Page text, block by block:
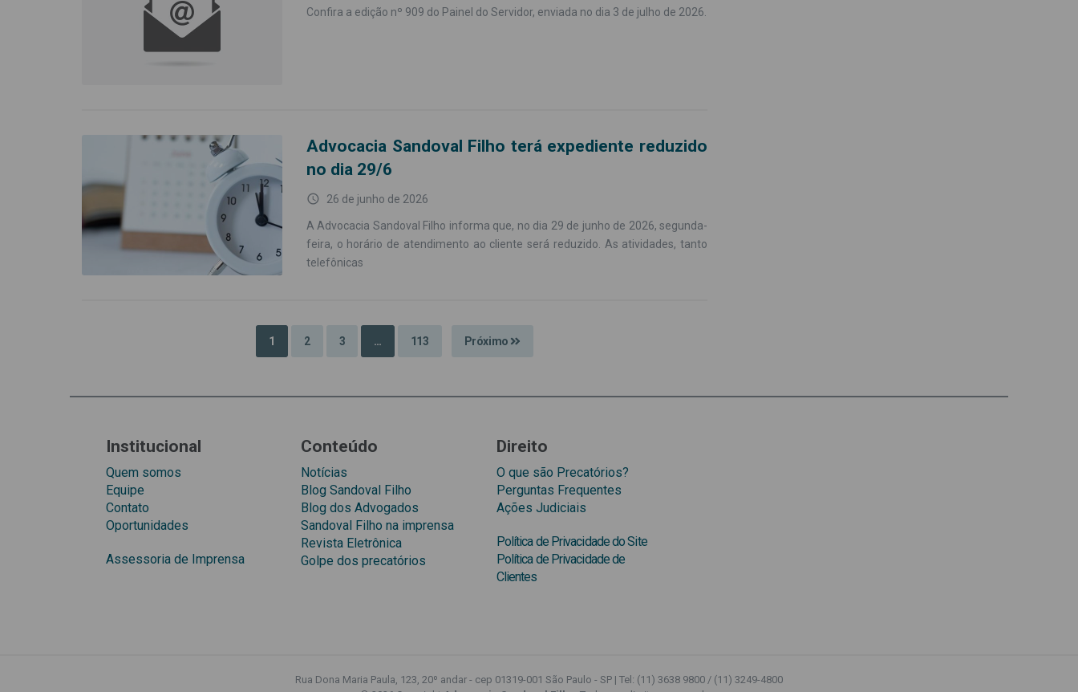
Confira a edição nº 909 do Painel do Servidor, enviada no dia 3 de julho de 2026.
Advocacia Sandoval Filho terá expediente reduzido
no dia 29/6
access_time 26 de junho de 2026
A Advocacia Sandoval Filho informa que, no dia 29 de junho de 2026, segunda-
feira, o horário de atendimento ao cliente será reduzido. As atividades, tanto
telefônicas
1 2 3 … 113 Próximo
Institucional
Quem somos
Equipe
Contato
Oportunidades
Assessoria de Imprensa
Conteúdo
Notícias
Blog Sandoval Filho
Blog dos Advogados
Sandoval Filho na imprensa
Revista Eletrônica
Golpe dos precatórios
Direito
O que são Precatórios?
Perguntas Frequentes
Ações Judiciais
Política de Privacidade do Site
Política de Privacidade de
Clientes
Rua Dona Maria Paula, 123, 20º andar - cep 01319-001 São Paulo - SP | Tel: (11) 3638 9800 / (11) 3249-4800